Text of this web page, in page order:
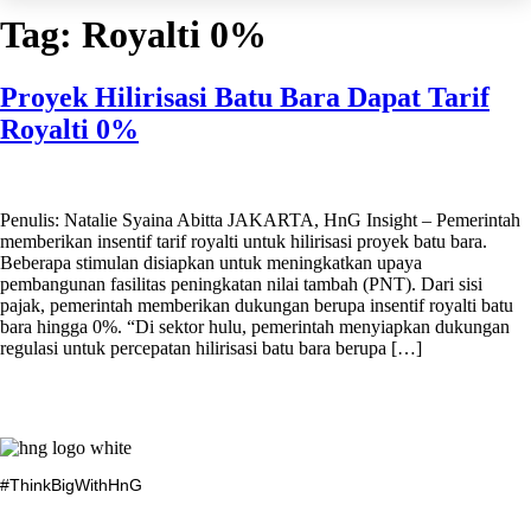
Tag: Royalti 0%
Proyek Hilirisasi Batu Bara Dapat Tarif
Royalti 0%
Penulis: Natalie Syaina Abitta JAKARTA, HnG Insight – Pemerintah
memberikan insentif tarif royalti untuk hilirisasi proyek batu bara.
Beberapa stimulan disiapkan untuk meningkatkan upaya
pembangunan fasilitas peningkatan nilai tambah (PNT). Dari sisi
pajak, pemerintah memberikan dukungan berupa insentif royalti batu
bara hingga 0%. “Di sektor hulu, pemerintah menyiapkan dukungan
regulasi untuk percepatan hilirisasi batu bara berupa […]
#ThinkBigWithHnG